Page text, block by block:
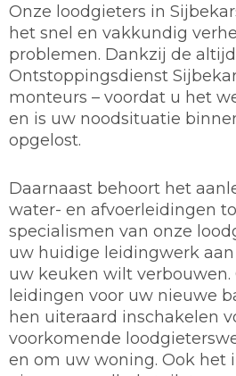
Onze loodgieters in
het snel en vakkundig
problemen. Dankzij de
Ontstoppingsdienst
monteurs – voordat u het
en is uw noodsituatie
opgelost.
Daarnaast behoort het
water- en afvoerleidingen
specialismen van onze
uw huidige leidingwerk
uw keuken wilt verbouwen.
leidingen voor uw nieuwe
hen uiteraard inschakelen
voorkomende
en om uw woning. Ook het